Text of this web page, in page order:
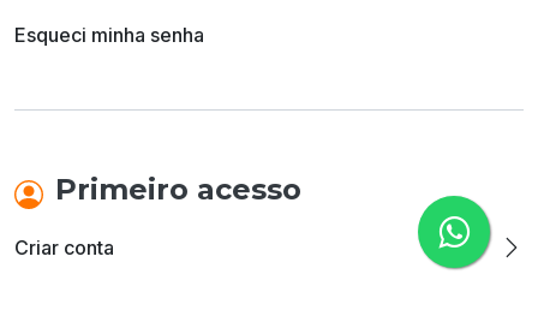
Esqueci minha senha
Primeiro acesso
Criar conta